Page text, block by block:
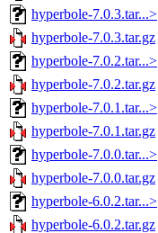
hyperbole-7.0.3.tar...>
hyperbole-7.0.3.tar.gz
hyperbole-7.0.2.tar...>
hyperbole-7.0.2.tar.gz
hyperbole-7.0.1.tar...>
hyperbole-7.0.1.tar.gz
hyperbole-7.0.0.tar...>
hyperbole-7.0.0.tar.gz
hyperbole-6.0.2.tar...>
hyperbole-6.0.2.tar.gz